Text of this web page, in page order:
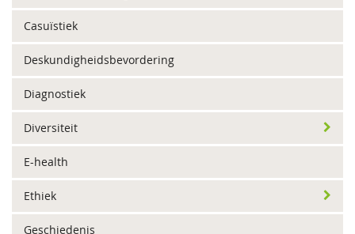
Casuïstiek
Deskundigheidsbevordering
Diagnostiek
Diversiteit
E-health
Ethiek
Geschiedenis